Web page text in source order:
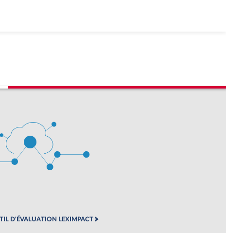
D'ÉVALUATION LEXIMPACT